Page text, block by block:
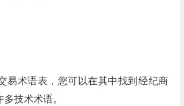
易术语表，您可以在其中找到经纪商
技术术语。